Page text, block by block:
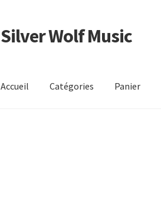
Aller
à
Aller
au
Silver Wolf Music
Accueil Catégories Panier